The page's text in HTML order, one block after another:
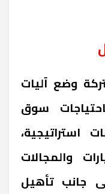
وضع آليات
سوق
استراتيجية،
والمجالات
جانب تأهيل